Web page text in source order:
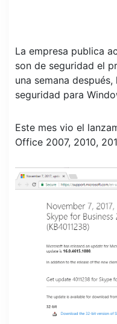
La empresa publica
son de seguridad el
una semana
seguridad para
Este mes vio el
Office 2007, 2010,